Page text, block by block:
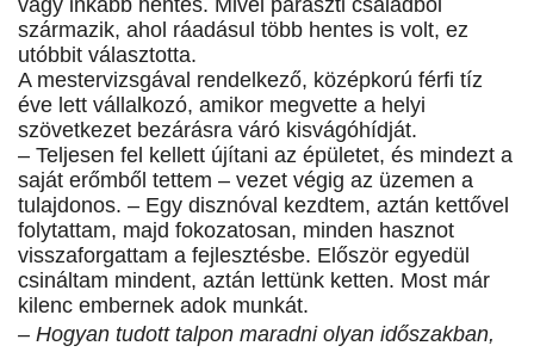
vagy inkább hentes. Mivel paraszti családból
származik, ahol ráadásul több hentes is volt, ez
utóbbit választotta.
A mestervizsgával rendelkező, középkorú férfi tíz
éve lett vállalkozó, amikor megvette a helyi
szövetkezet bezárásra váró kisvágóhídját.
– Teljesen fel kellett újítani az épületet, és mindezt a
saját erőmből tettem – vezet végig az üzemen a
tulajdonos. – Egy disznóval kezdtem, aztán kettővel
folytattam, majd fokozatosan, minden hasznot
visszaforgattam a fejlesztésbe. Először egyedül
csináltam mindent, aztán lettünk ketten. Most már
kilenc embernek adok munkát.
– Hogyan tudott talpon maradni olyan időszakban,